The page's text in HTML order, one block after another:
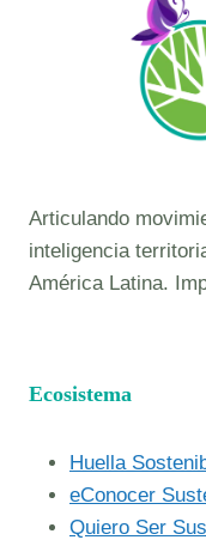
Articulando
inteligencia
América Latina.
Ecosistema
Huella
eConocer
Quiero Ser